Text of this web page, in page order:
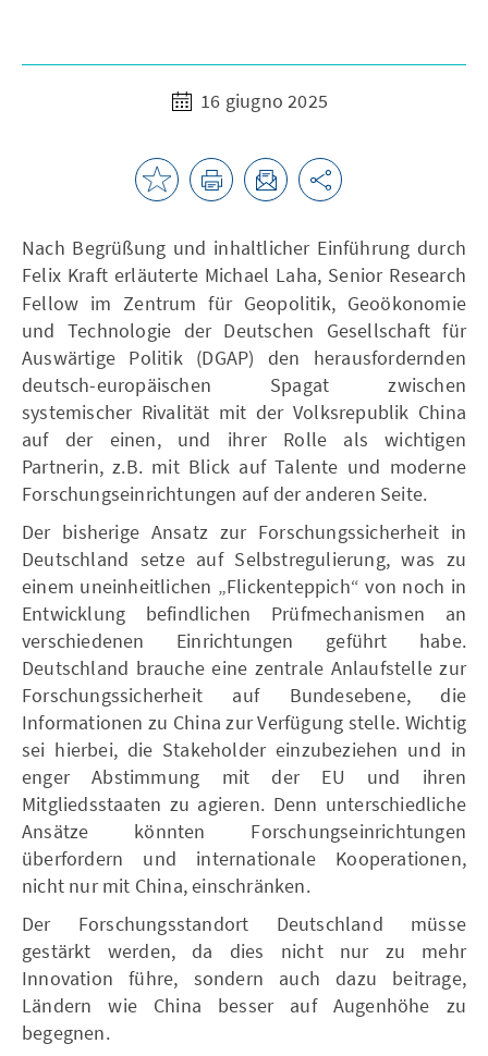
16 giugno 2025
Nach Begrüßung und inhaltlicher Einführung durch
Felix Kraft erläuterte Michael Laha, Senior Research
Fellow im Zentrum für Geopolitik, Geoökonomie
und Technologie der Deutschen Gesellschaft für
Auswärtige Politik (DGAP) den herausfordernden
deutsch-europäischen Spagat zwischen
systemischer Rivalität mit der Volksrepublik China
auf der einen, und ihrer Rolle als wichtigen
Partnerin, z.B. mit Blick auf Talente und moderne
Forschungseinrichtungen auf der anderen Seite.
Der bisherige Ansatz zur Forschungssicherheit in
Deutschland setze auf Selbstregulierung, was zu
einem uneinheitlichen „Flickenteppich“ von noch in
Entwicklung befindlichen Prüfmechanismen an
verschiedenen Einrichtungen geführt habe.
Deutschland brauche eine zentrale Anlaufstelle zur
Forschungssicherheit auf Bundesebene, die
Informationen zu China zur Verfügung stelle. Wichtig
sei hierbei, die Stakeholder einzubeziehen und in
enger Abstimmung mit der EU und ihren
Mitgliedsstaaten zu agieren. Denn unterschiedliche
Ansätze könnten Forschungseinrichtungen
überfordern und internationale Kooperationen,
nicht nur mit China, einschränken.
Der Forschungsstandort Deutschland müsse
gestärkt werden, da dies nicht nur zu mehr
Innovation führe, sondern auch dazu beitrage,
Ländern wie China besser auf Augenhöhe zu
begegnen.